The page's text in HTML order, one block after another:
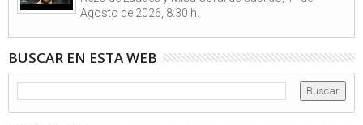
Agosto de 2026, 8:30 h.
BUSCAR EN ESTA WEB